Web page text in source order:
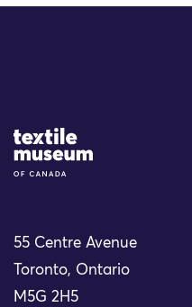
Site Logo
55 Centre Avenue
Toronto, Ontario
M5G 2H5